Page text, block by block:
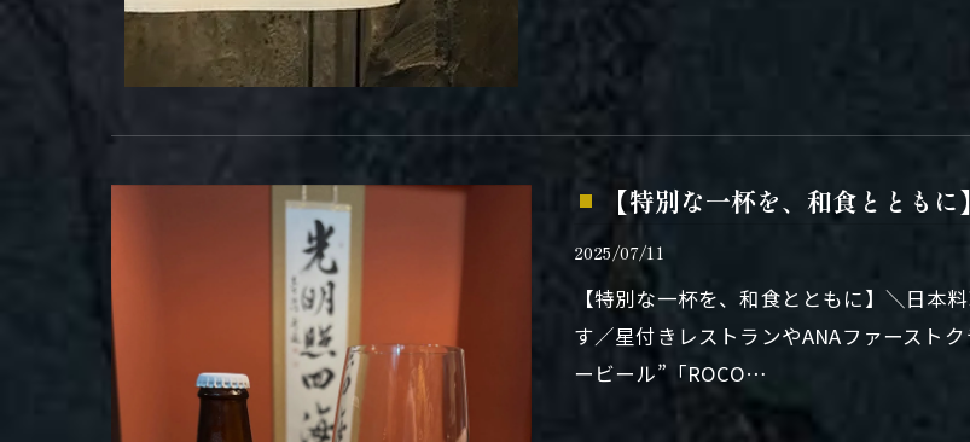
【特別な一杯を、和食とともに】
2025/07/11
【特別な一杯を、和食とともに】＼日本
す／星付きレストランやANAファースト
ービール”「ROCO…